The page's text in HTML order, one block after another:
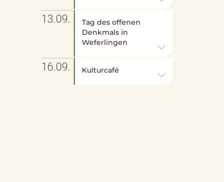
13.09.
Tag des offenen
Denkmals in
Weferlingen
16.09. Kulturcafé